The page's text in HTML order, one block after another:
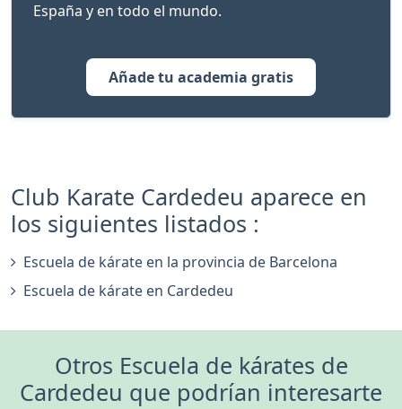
España y en todo el mundo.
Añade tu academia gratis
Club Karate Cardedeu aparece en
los siguientes listados :
Escuela de kárate en la provincia de Barcelona
Escuela de kárate en Cardedeu
Otros Escuela de kárates de
Cardedeu que podrían interesarte